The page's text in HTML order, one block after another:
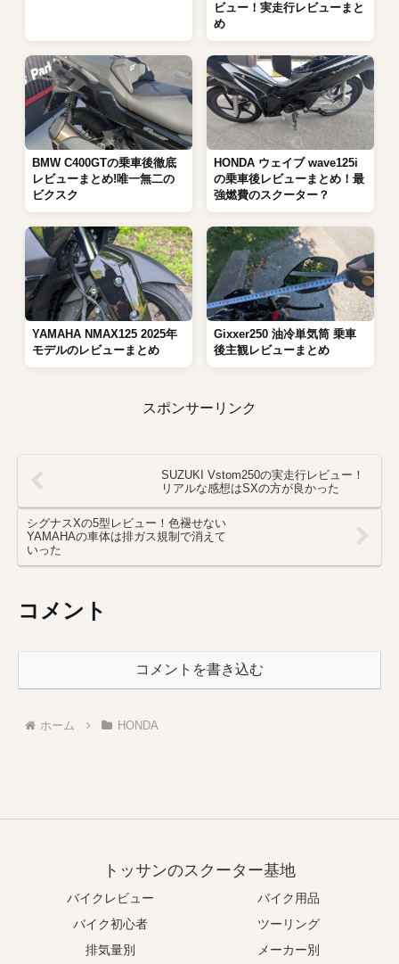
ビュー！実走行レビューまと
め
BMW C400GTの乗車後徹底
レビューまとめ!唯一無二の
ビクスク
HONDA ウェイブ wave125i
の乗車後レビューまとめ！最
強燃費のスクーター？
YAMAHA NMAX125 2025年
モデルのレビューまとめ
Gixxer250 油冷単気筒 乗車
後主観レビューまとめ
スポンサーリンク
SUZUKI Vstom250の実走行レビュー！
リアルな感想はSXの方が良かった
シグナスXの5型レビュー！色褪せない
YAMAHAの車体は排ガス規制で消えて
いった
コメント
コメントを書き込む
ホーム HONDA
トッサンのスクーター基地
バイクレビュー
バイク用品
バイク初心者
ツーリング
排気量別
メーカー別